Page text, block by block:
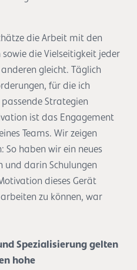
die Arbeit mit den
die Vielseitigkeit jeder
gleicht. Täglich
für die ich
Strategien
ist das Engagement
Teams. Wir zeigen
So haben wir ein neues
darin Schulungen
dieses Gerät
zu können, war
Spezialisierung gelten
hohe